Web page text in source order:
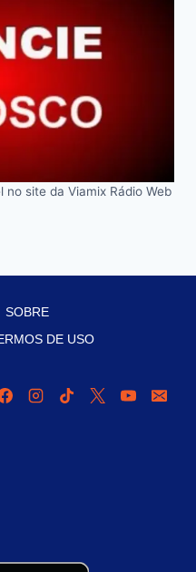
site da Viamix Rádio Web
SOBRE
DE USO